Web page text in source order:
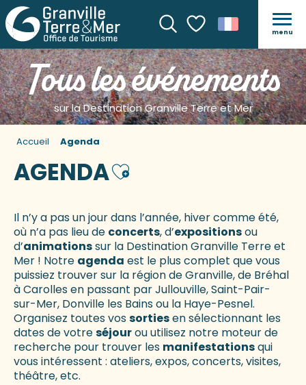
Recherche
Voir les favoris
menu
Tous les événements
sur la Destination Granville Terre et Mer
Accueil Agenda
AGENDAAjouter aux favoris
Il n’y a pas un jour dans l’année, hiver comme été,
où n’a pas lieu de concerts, d’expositionsou
d’animationssur la Destination Granville Terre et
Mer ! Notre agenda est le plus complet que vous
puissiez trouver sur la région de Granville, de Bréhal
à Carolles en passant par Jullouville, Saint-Pair-
sur-Mer, Donville les Bains ou la Haye-Pesnel.
Organisez toutes vossortiesen sélectionnant les
dates de votreséjourou utilisez notre moteur de
recherche pour trouver les manifestationsqui
vous intéressent : ateliers, expos, concerts, visites,
théâtre, etc.